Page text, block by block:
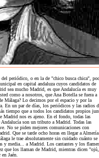
periódico, o en la de "chico busca chica",
en capital andaluza cuyos candidatos de
sea mucho Madrid, es que Andalucía es muy
como a nosotros, que Ana Botella se fuera a
Málaga? Lo decimos por el espacio y por la
En un par de días, los periódicos y las radios
tiempo que a todos los candidatos propios
Madrid nos es ajeno. En el fondo, todas las
Andalucía son un tributo a Madrid. Todas las
No se piden mejores comunicaciones con
Que se tarde ocho horas en llegar a Almería
le trae absolutamente sin cuidado cuánto se
y media... a Madrid. Los cantantes y los
que los llaman de Madrid, mientras dicen "ojú,
Jaén.